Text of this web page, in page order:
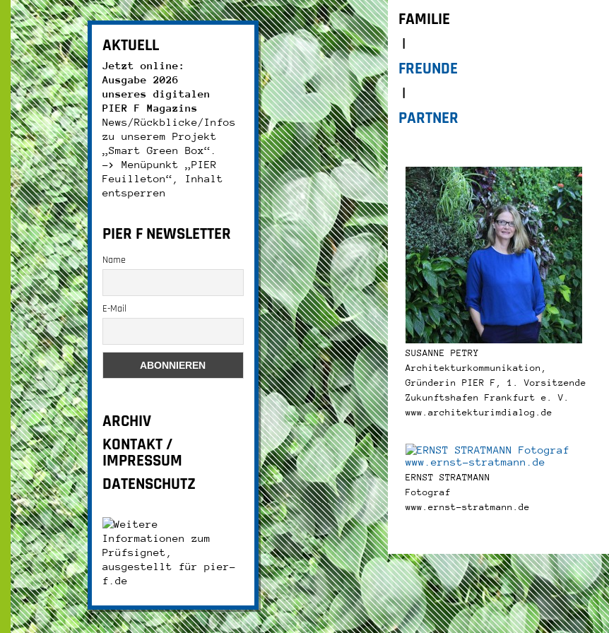
FAMILIE
|
FREUNDE
|
PARTNER
SUSANNE PETRY
Architekturkommunikation,
Gründerin PIER F, 1. Vorsitzende
Zukunftshafen Frankfurt e. V.
www.architekturimdialog.de
ERNST STRATMANN
Fotograf
www.ernst-stratmann.de
AKTUELL
Jetzt online:
Ausgabe 2026
unseres digitalen
PIER F Magazins
News/Rückblicke/Infos
zu unserem Projekt
„Smart Green Box“.
–>
Menüpunkt „PIER
Feuilleton“, Inhalt
entsperren
PIER F NEWSLETTER
Name
E-Mail
ARCHIV
KONTAKT /
IMPRESSUM
DATENSCHUTZ